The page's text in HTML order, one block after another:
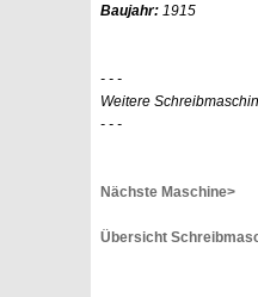
Baujahr: 1915
- - -
Weitere
- - -
Nächste Maschine>
Übersicht